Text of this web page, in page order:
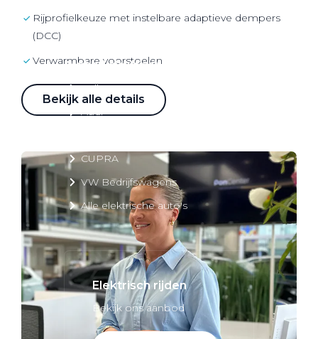
Aanbod elektrisch
Volkswagen
Audi
CUPRA
VW Bedrijfswagens
Alle elektrische auto's
Elektrisch rijden
Bekijk ons aanbod
Rijprofielkeuze met instelbare adaptieve dempers
(DCC)
Verwarmbare voorstoelen
Bekijk alle details